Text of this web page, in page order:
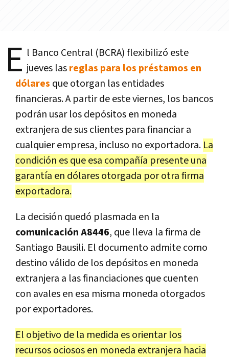
E l Banco Central (BCRA) flexibilizó este
jueves lasreglas para los préstamos en
dólares que otorgan las entidades
financieras. A partir de este viernes, los bancos
podrán usar los depósitos en moneda
extranjera de sus clientes para financiar a
cualquier empresa, incluso no exportadora. La
condición es que esa compañía presente una
garantía en dólares otorgada por otra firma
exportadora.
La decisión quedó plasmada en la
comunicación A8446, que lleva la firma de
Santiago Bausili. El documento admite como
destino válido de los depósitos en moneda
extranjera a las financiaciones que cuenten
con avales en esa misma moneda otorgados
por exportadores.
El objetivo de la medida es orientar los
recursos ociosos en moneda extranjera hacia